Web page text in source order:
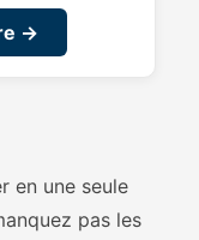
→
en une seule
pas les